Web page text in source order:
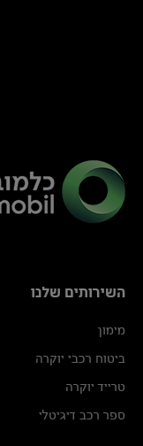
השירותים שלנו
מימון
ביטוח רכבי יוקרה
טרייד יוקרה
ספר רכב דיגיטלי